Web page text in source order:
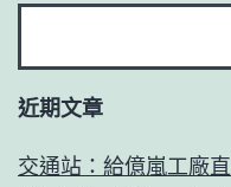
近期文章
交通站：給億嵐工廠